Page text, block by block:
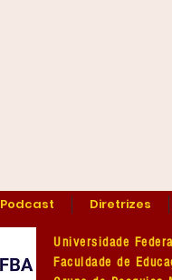
Podcast Diretrizes
Universidade
Faculdade de